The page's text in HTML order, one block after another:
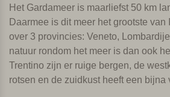
Het Gardameer is maarliefst 50 km
Daarmee is dit meer het grootste van
over 3 provincies: Veneto,
natuur rondom het meer is dan ook
Trentino zijn er ruige bergen, de
rotsen en de zuidkust heeft een bijna